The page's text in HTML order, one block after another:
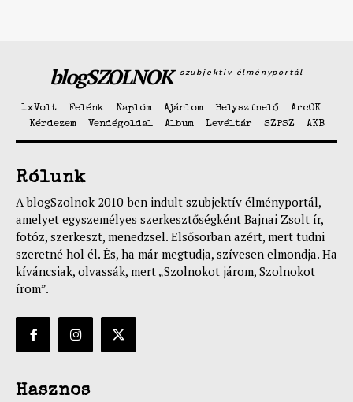
blogSZOLNOK szubjektív élményportál
1xVolt Felénk Naplóm Ajánlom Helyszínelő
ArcOK
Kérdezem
Vendégoldal Album Levéltár SZPSZ AKB
Rólunk
A blogSzolnok 2010-ben indult szubjektív élményportál,
amelyet egyszemélyes szerkesztőségként Bajnai Zsolt ír,
fotóz, szerkeszt, menedzsel. Elsősorban azért, mert tudni
szeretné hol él. És, ha már megtudja, szívesen elmondja. Ha
kíváncsiak, olvassák, mert „Szolnokot járom, Szolnokot
írom”.
Hasznos